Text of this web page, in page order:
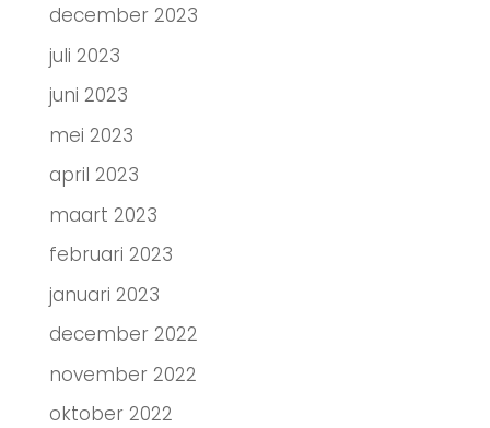
december 2023
juli 2023
juni 2023
mei 2023
april 2023
maart 2023
februari 2023
januari 2023
december 2022
november 2022
oktober 2022